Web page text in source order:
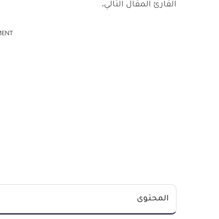
القارئ المقال التالي.
المحتوى